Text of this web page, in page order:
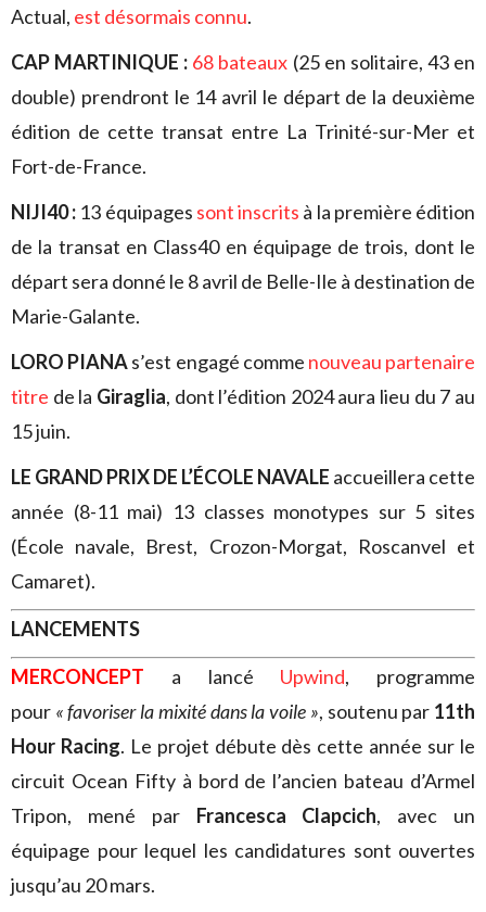
Actual, est désormais connu.
CAP MARTINIQUE : 68 bateaux (25 en solitaire, 43 en
double) prendront le 14 avril le départ de la deuxième
édition de cette transat entre La Trinité-sur-Mer et
Fort-de-France.
NIJI40 : 13 équipages sont inscrits à la première édition
de la transat en Class40 en équipage de trois, dont le
départ sera donné le 8 avril de Belle-Ile à destination de
Marie-Galante.
LORO PIANAs’est engagé comme nouveau partenaire
titre de la Giraglia, dont l’édition 2024 aura lieu du 7 au
15 juin.
LE GRAND PRIX DE L’ÉCOLE NAVALE accueillera cette
année (8-11 mai) 13 classes monotypes sur 5 sites
(École navale, Brest, Crozon-Morgat, Roscanvel et
Camaret).
LANCEMENTS
MERCONCEPT a lancé Upwind, programme
pour « favoriser la mixité dans la voile », soutenu par 11th
Hour Racing. Le projet débute dès cette année sur le
circuit Ocean Fifty à bord de l’ancien bateau d’Armel
Tripon, mené par Francesca Clapcich, avec un
équipage pour lequel les candidatures sont ouvertes
jusqu’au 20 mars.